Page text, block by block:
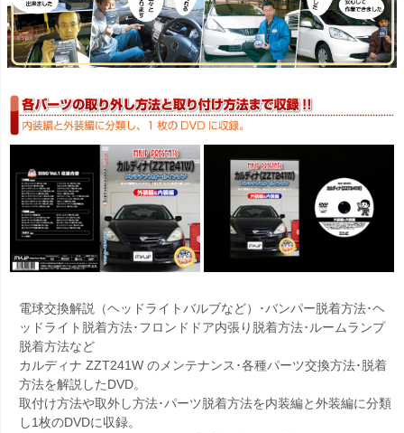
電球交換解説（ヘッドライトバルブなど）･バンパー脱着方法･ヘ
ッドライト脱着方法･フロンドドア内張り脱着方法･ルームランプ
脱着方法など
カルディナ ZZT241W のメンテナンス･各種パーツ交換方法･脱着
方法を解説したDVD。
取付け方法や取外し方法･パーツ脱着方法を内装編と外装編に分類
し1枚のDVDに収録。